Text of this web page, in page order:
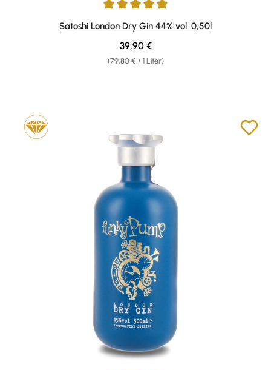
Durchschnittliche Bewertung von 5 von 5 Sternen
Satoshi London Dry Gin 44% vol. 0,50l
(79,80 € / 1 Liter)
Regulärer Preis:
39,90 €